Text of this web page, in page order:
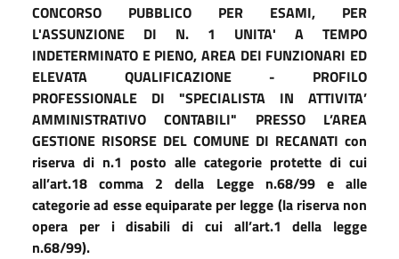
CONCORSO PUBBLICO PER ESAMI, PER
L'ASSUNZIONE DI N. 1 UNITA' A TEMPO
INDETERMINATO E PIENO, AREA DEI FUNZIONARI ED
ELEVATA QUALIFICAZIONE - PROFILO
PROFESSIONALE DI "SPECIALISTA IN ATTIVITA’
AMMINISTRATIVO CONTABILI" PRESSO L’AREA
GESTIONE RISORSE DEL COMUNE DI RECANATI con
riserva di n.1 posto alle categorie protette di cui
all’art.18 comma 2 della Legge n.68/99 e alle
categorie ad esse equiparate per legge (la riserva non
opera per i disabili di cui all’art.1 della legge
n.68/99).